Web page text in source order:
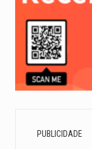
PUBLICIDADE